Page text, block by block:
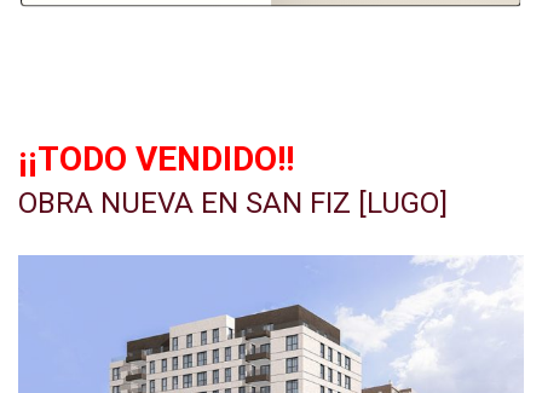
¡¡TODO VENDIDO!!
OBRA NUEVA EN SAN FIZ [LUGO]